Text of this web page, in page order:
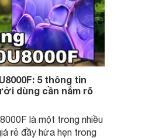
5 thông tin
dùng cần nắm rõ
là một trong nhiều
rẻ đầy hứa hẹn trong